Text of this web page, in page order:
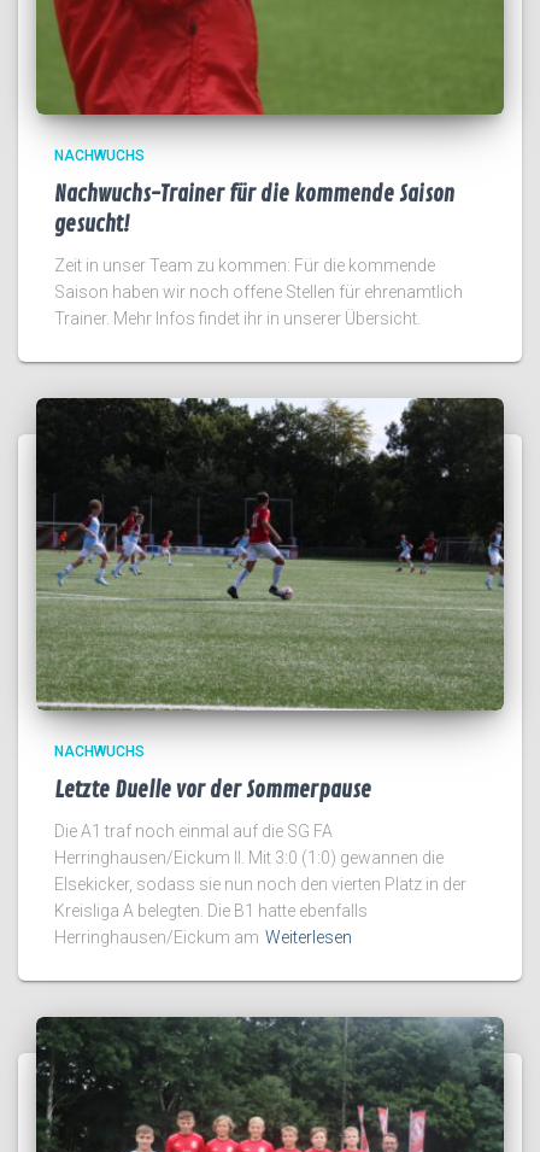
NACHWUCHS
Nachwuchs-Trainer für die kommende Saison
gesucht!
Zeit in unser Team zu kommen: Für die kommende
Saison haben wir noch offene Stellen für ehrenamtlich
Trainer. Mehr Infos findet ihr in unserer Übersicht.
NACHWUCHS
Letzte Duelle vor der Sommerpause
Die A1 traf noch einmal auf die SG FA
Herringhausen/Eickum II. Mit 3:0 (1:0) gewannen die
Elsekicker, sodass sie nun noch den vierten Platz in der
Kreisliga A belegten. Die B1 hatte ebenfalls
Herringhausen/Eickum am Weiterlesen